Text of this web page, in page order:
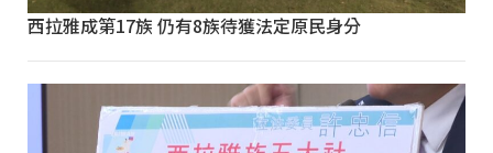
西拉雅成第17族 仍有8族待獲法定原民身分